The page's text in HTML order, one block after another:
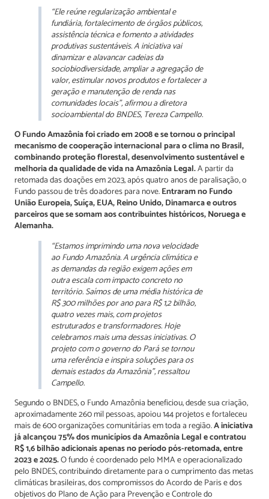
“Ele reúne regularização ambiental e
fundiária, fortalecimento de órgãos públicos,
assistência técnica e fomento a atividades
produtivas sustentáveis. A iniciativa vai
dinamizar e alavancar cadeias da
sociobiodiversidade, ampliar a agregação de
valor, estimular novos produtos e fortalecer a
geração e manutenção de renda nas
comunidades locais”, afirmou a diretora
socioambiental do BNDES, Tereza Campello.
O Fundo Amazônia foi criado em 2008 e se tornou o principal
mecanismo de cooperação internacional para o clima no Brasil,
combinando proteção florestal, desenvolvimento sustentável e
melhoria da qualidade de vida na Amazônia Legal.A partir da
retomada das doações em 2023, após quatro anos de paralisação, o
Fundo passou de três doadores para nove.Entraram no Fundo
União Europeia, Suíça, EUA, Reino Unido, Dinamarca e outros
parceiros que se somam aos contribuintes históricos, Noruega e
Alemanha.
“Estamos imprimindo uma nova velocidade
ao Fundo Amazônia. A urgência climática e
as demandas da região exigem ações em
outra escala com impacto concreto no
território. Saímos de uma média histórica de
R$ 300 milhões por ano para R$ 1,2 bilhão,
quatro vezes mais, com projetos
estruturados e transformadores. Hoje
celebramos mais uma dessas iniciativas. O
projeto com o governo do Pará se tornou
uma referência e inspira soluções para os
demais estados da Amazônia”, ressaltou
Campello.
Segundo o BNDES, o Fundo Amazônia beneficiou, desde sua criação,
aproximadamente 260 mil pessoas, apoiou 144 projetos e fortaleceu
mais de 600 organizações comunitárias em toda a região.A iniciativa
já alcançou 75% dos municípios da Amazônia Legal e contratou
R$ 1,6 bilhão adicionais apenas no período pós-retomada, entre
2023 e 2025.O fundo é coordenado pelo MMA e operacionalizado
pelo BNDES, contribuindo diretamente para o cumprimento das metas
climáticas brasileiras, dos compromissos do Acordo de Paris e dos
objetivos do Plano de Ação para Prevenção e Controle do